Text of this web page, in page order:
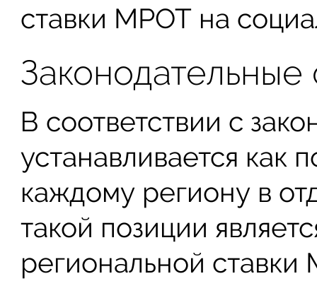
ставки МРОТ на
В соответствии с
устанавливается как
каждому региону в
такой позиции
региональной